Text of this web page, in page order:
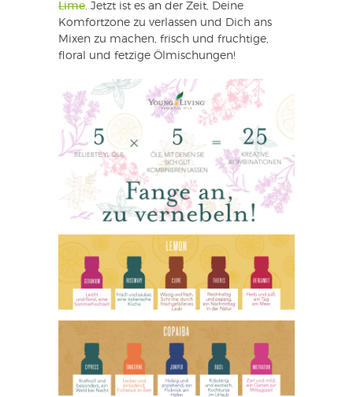
Lime. Jetzt ist es an der Zeit, Deine
Komfortzone zu verlassen und Dich ans
Mixen zu machen, frisch und fruchtige,
floral und fetzige Ölmischungen!